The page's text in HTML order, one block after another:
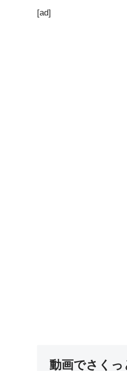
[ad]
動画でさく